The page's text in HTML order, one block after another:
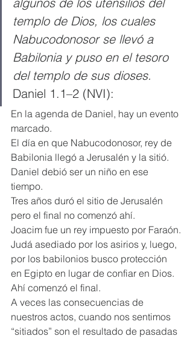
templo de Dios, los cuales
Nabucodonosor se llevó a
Babilonia y puso en el tesoro
del templo de sus dioses.
Daniel 1.1–2 (NVI):
En la agenda de Daniel, hay un evento
marcado.
El día en que Nabucodonosor, rey de
Babilonia llegó a Jerusalén y la sitió.
Daniel debió ser un niño en ese
tiempo.
Tres años duró el sitio de Jerusalén
pero el final no comenzó ahí.
Joacim fue un rey impuesto por Faraón.
Judá asediado por los asirios y, luego,
por los babilonios busco protección
en Egipto en lugar de confiar en Dios.
Ahí comenzó el final.
A veces las consecuencias de
nuestros actos, cuando nos sentimos
“sitiados” son el resultado de pasadas